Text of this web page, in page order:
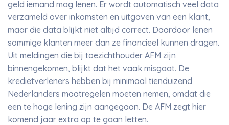
geld iemand mag lenen. Er wordt automatisch veel data
verzameld over inkomsten en uitgaven van een klant,
maar die data blijkt niet altijd correct. Daardoor lenen
sommige klanten meer dan ze financieel kunnen dragen.
Uit meldingen die bij toezichthouder AFM zijn
binnengekomen, blijkt dat het vaak misgaat. De
kredietverleners hebben bij minimaal tienduizend
Nederlanders maatregelen moeten nemen, omdat die
een te hoge lening zijn aangegaan. De AFM zegt hier
komend jaar extra op te gaan letten.